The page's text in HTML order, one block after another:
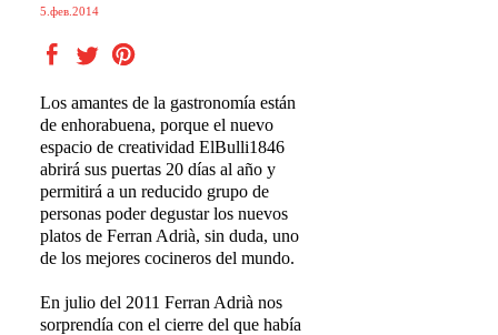
5.фев.2014
Los amantes de la gastronomía están
de enhorabuena, porque el nuevo
espacio de creatividad ElBulli1846
abrirá sus puertas 20 días al año y
permitirá a un reducido grupo de
personas poder degustar los nuevos
platos de Ferran Adrià, sin duda, uno
de los mejores cocineros del mundo.
En julio del 2011 Ferran Adrià nos
sorprendía con el cierre del que había